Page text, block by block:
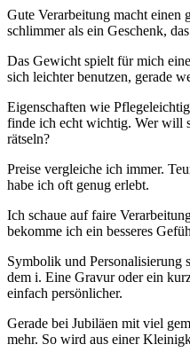
Gute Verarbeitung macht einen
schlimmer als ein Geschenk,
Das Gewicht spielt für mich
sich leichter benutzen, gerade
Eigenschaften wie
finde ich echt wichtig. Wer will
rätseln?
Preise vergleiche ich immer.
habe ich oft genug erlebt.
Ich schaue auf faire
bekomme ich ein besseres
Symbolik und Personalisierung
dem i. Eine Gravur oder ein
einfach persönlicher.
Gerade bei Jubiläen mit viel
mehr. So wird aus einer